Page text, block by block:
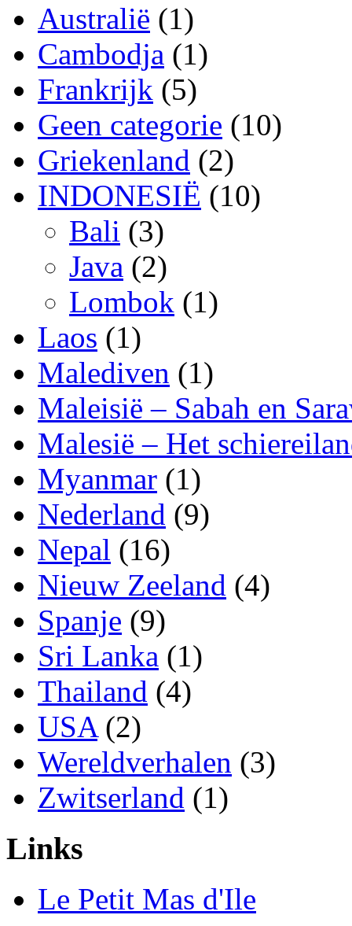
Australië (1)
Cambodja (1)
Frankrijk (5)
Geen categorie (10)
Griekenland (2)
INDONESIË (10)
Bali (3)
Java (2)
Lombok (1)
Laos (1)
Malediven (1)
Maleisië – Sabah en
Malesië – Het
Myanmar (1)
Nederland (9)
Nepal (16)
Nieuw Zeeland (4)
Spanje (9)
Sri Lanka (1)
Thailand (4)
USA(2)
Wereldverhalen (3)
Zwitserland (1)
Links
Le Petit Mas d'Ile